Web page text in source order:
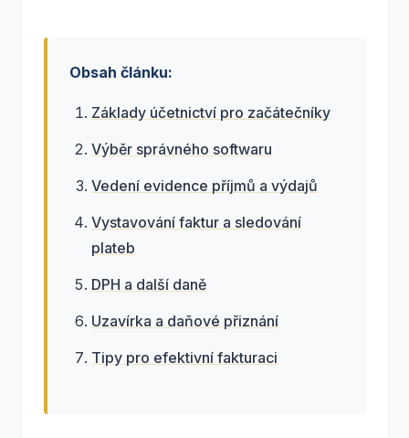
Obsah článku:
Základy účetnictví pro začátečníky
Výběr správného softwaru
Vedení evidence příjmů a výdajů
Vystavování faktur a sledování
plateb
DPH a další daně
Uzavírka a daňové přiznání
Tipy pro efektivní fakturaci